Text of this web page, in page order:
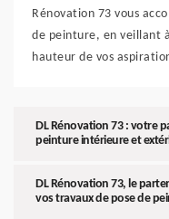
Rénovation 73 vous
de peinture, en veillant
hauteur de vos
DL Rénovation 73 : votre
peinture intérieure et
DL Rénovation 73, le
vos travaux de pose de